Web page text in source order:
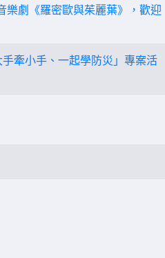
樂劇《羅密歐與茱麗葉》，歡迎
牽小手、一起學防災」專案活